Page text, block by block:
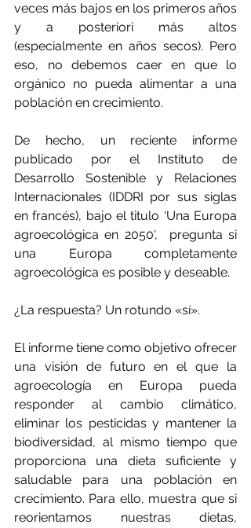
veces más bajos en los primeros años
y a posteriori más altos
(especialmente en años secos). Pero
eso, no debemos caer en que lo
orgánico no pueda alimentar a una
población en crecimiento.
De hecho, un reciente informe
publicado por el Instituto de
Desarrollo Sostenible y Relaciones
Internacionales (IDDRI por sus siglas
en francés), bajo el titulo ‘Una Europa
agroecológica en 2050‘,  pregunta si
una Europa completamente
agroecológica es posible y deseable.
¿La respuesta? Un rotundo «sí».
El informe tiene como objetivo ofrecer
una visión de futuro en el que la
agroecología en Europa pueda
responder al cambio climático,
eliminar los pesticidas y mantener la
biodiversidad, al mismo tiempo que
proporciona una dieta suficiente y
saludable para una población en
crecimiento. Para ello, muestra que si
reorientamos nuestras dietas,